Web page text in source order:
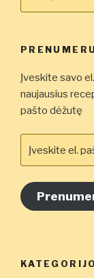
Įveskite savo
naujausius
pašto dėžutę
el.
adresą
čia